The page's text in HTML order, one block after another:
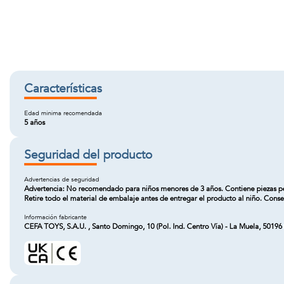
Características
Edad minima recomendada
5 años
Seguridad del producto
Advertencias de seguridad
Advertencia: No recomendado para niños menores de 3 años. Contiene piezas
Retire todo el material de embalaje antes de entregar el producto al niño.
Información fabricante
CEFA TOYS, S.A.U. , Santo Domingo, 10 (Pol. Ind. Centro Vía) - La Muela,